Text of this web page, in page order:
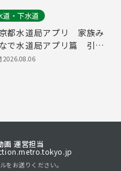
道・下水道
都水道局アプリ 家族み
で水道局アプリ篇 引っ
・防災（３０秒）
2026.08.06
画 運営担当
お送りください。